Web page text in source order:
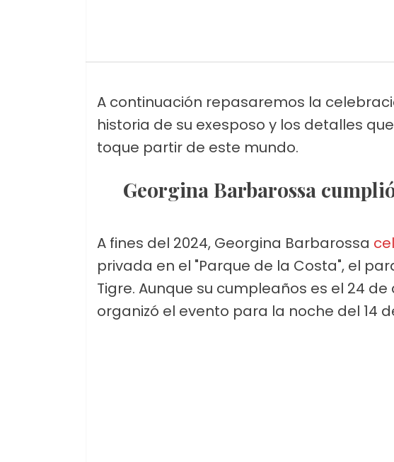
A continuación repasaremos la
historia de su exesposo y los detalles
toque partir de este mundo.
Georgina Barbarossa
A fines del 2024, Georgina Barbarossa
privada en el "Parque de la Costa", el
Tigre. Aunque su cumpleaños es el 24
organizó el evento para la noche del 14